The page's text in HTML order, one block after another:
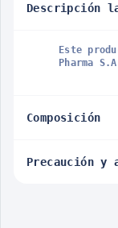
Descripción
Este
Pharma
Composición
Precaución y